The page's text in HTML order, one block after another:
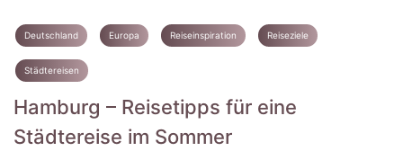
Deutschland Europa Reiseinspiration Reiseziele
Städtereisen
Hamburg – Reisetipps für eine
Städtereise im Sommer